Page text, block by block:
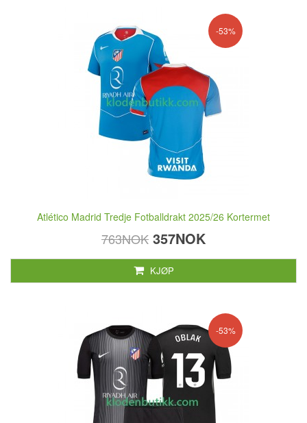
-53%
Atlético Madrid Tredje Fotballdrakt 2025/26 Kortermet
763NOK 357NOK
KJØP
-53%